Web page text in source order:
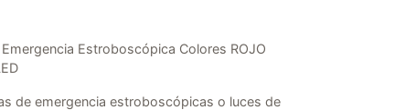
Emergencia Estroboscópica Colores ROJO
de emergencia estroboscópicas o luces de